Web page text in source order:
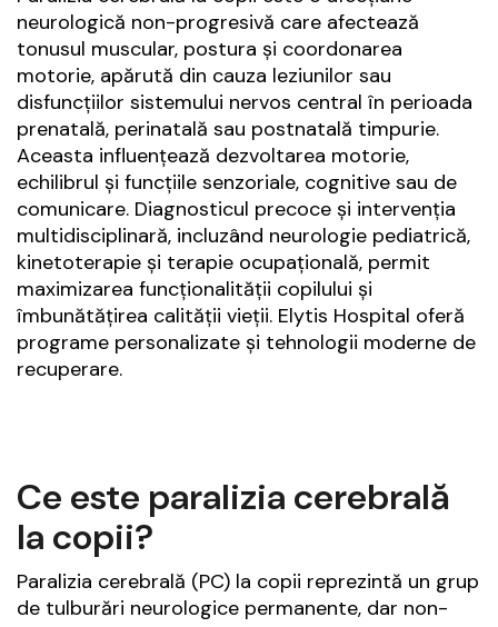
neurologică non-progresivă care afectează
tonusul muscular, postura și coordonarea
motorie, apărută din cauza leziunilor sau
disfuncțiilor sistemului nervos central în perioada
prenatală, perinatală sau postnatală timpurie.
Aceasta influențează dezvoltarea motorie,
echilibrul și funcțiile senzoriale, cognitive sau de
comunicare. Diagnosticul precoce și intervenția
multidisciplinară, incluzând neurologie pediatrică,
kinetoterapie și terapie ocupațională, permit
maximizarea funcționalității copilului și
îmbunătățirea calității vieții. Elytis Hospital oferă
programe personalizate și tehnologii moderne de
recuperare.
Ce este paralizia cerebrală
la copii?
Paralizia cerebrală (PC) la copii reprezintă un grup
de tulburări neurologice permanente, dar non-